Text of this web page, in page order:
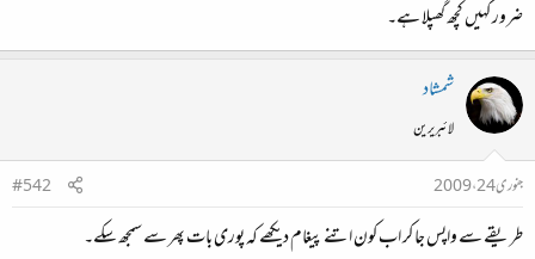
د
ا
ضرور کہیں کچھ گھپلا ہے۔
شمشاد
لائبریرین
جنوری 24، 2009
#542
طریقے سے واپس جا کر اب کون اتنے پیغام دیکھے کہ پوری بات پھر سے سمجھ سکے۔